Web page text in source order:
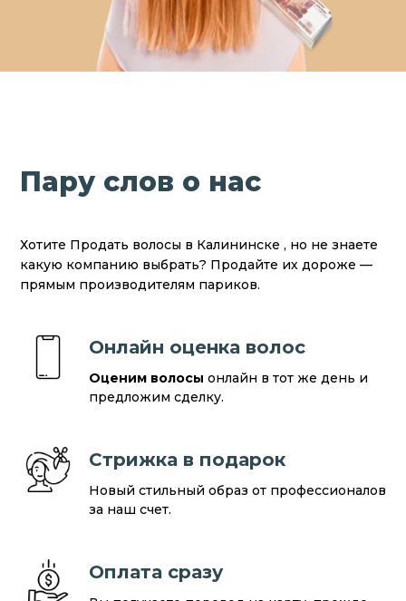
Пару слов о нас
Хотите Продать волосы в Калининске , но не знаете
какую компанию выбрать? Продайте их дороже —
прямым производителям париков.
Онлайн оценка волос
Оценим волосы онлайн в тот же день и
предложим сделку.
Стрижка в подарок
Новый стильный образ от профессионалов
за наш счет.
Оплата сразу